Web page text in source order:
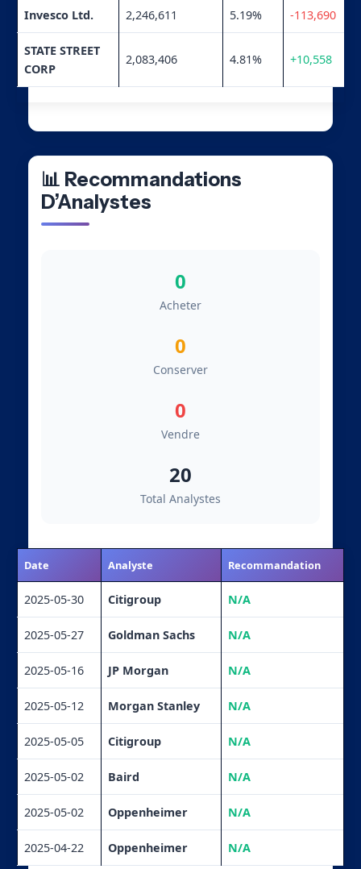
Invesco Ltd. 2,246,611 5.19% -113,690
STATE STREET
CORP
2,083,406 4.81% +10,558
📊 Recommandations
D’Analystes
0
Acheter
0
Conserver
0
Vendre
20
Total Analystes
Date Analyste Recommandation
2025-05-30 Citigroup N/A
2025-05-27 Goldman Sachs N/A
2025-05-16 JP Morgan N/A
2025-05-12 Morgan Stanley N/A
2025-05-05 Citigroup N/A
2025-05-02 Baird N/A
2025-05-02 Oppenheimer N/A
2025-04-22 Oppenheimer N/A